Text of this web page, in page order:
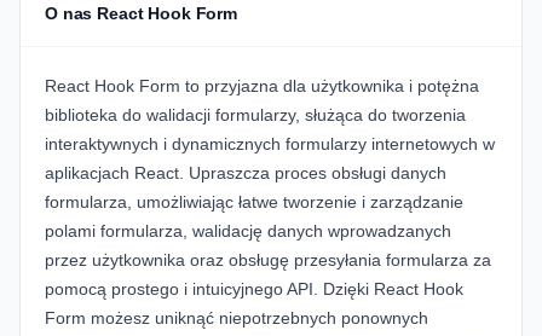
O nas React Hook Form
React Hook Form to przyjazna dla użytkownika i potężna
biblioteka do walidacji formularzy, służąca do tworzenia
interaktywnych i dynamicznych formularzy internetowych w
aplikacjach React. Upraszcza proces obsługi danych
formularza, umożliwiając łatwe tworzenie i zarządzanie
polami formularza, walidację danych wprowadzanych
przez użytkownika oraz obsługę przesyłania formularza za
pomocą prostego i intuicyjnego API. Dzięki React Hook
Form możesz uniknąć niepotrzebnych ponownych